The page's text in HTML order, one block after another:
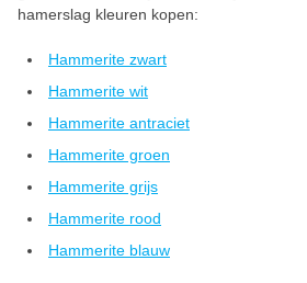
hamerslag kleuren kopen:
Hammerite zwart
Hammerite wit
Hammerite antraciet
Hammerite groen
Hammerite grijs
Hammerite rood
Hammerite blauw